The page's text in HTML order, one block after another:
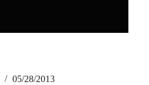
05/28/2013